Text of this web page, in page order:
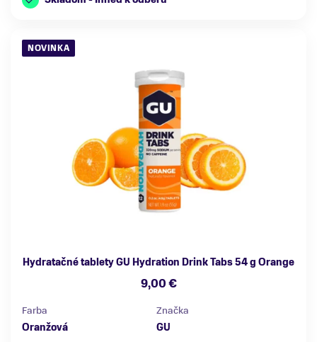
NOVINKA
Hydratačné tablety GU Hydration Drink Tabs 54 g Orange
9,00 €
Farba
Oranžová
Značka
GU